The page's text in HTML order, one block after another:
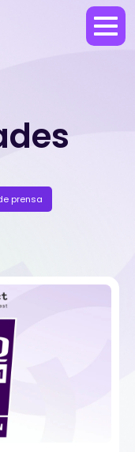
prensa